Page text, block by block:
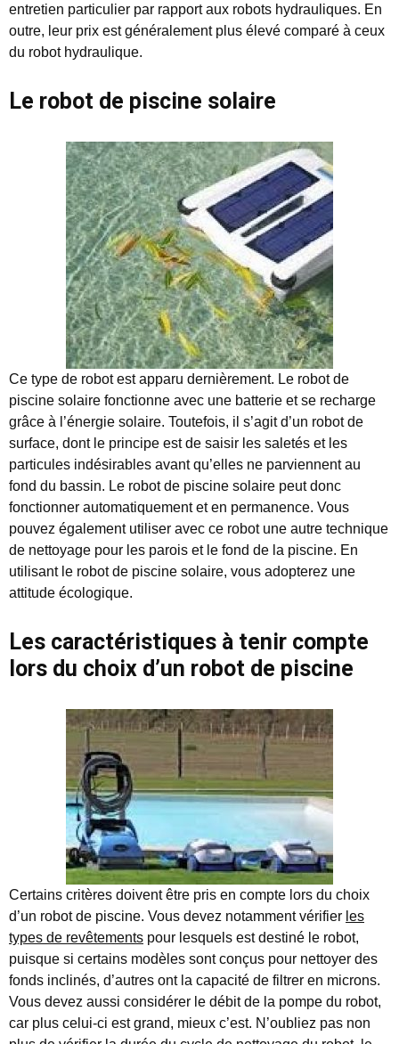
entretien particulier par rapport aux robots hydrauliques. En
outre, leur prix est généralement plus élevé comparé à ceux
du robot hydraulique.
Le robot de piscine solaire
Ce type de robot est apparu dernièrement. Le robot de
piscine solaire fonctionne avec une batterie et se recharge
grâce à l’énergie solaire. Toutefois, il s’agit d’un robot de
surface, dont le principe est de saisir les saletés et les
particules indésirables avant qu’elles ne parviennent au
fond du bassin. Le robot de piscine solaire peut donc
fonctionner automatiquement et en permanence. Vous
pouvez également utiliser avec ce robot une autre technique
de nettoyage pour les parois et le fond de la piscine. En
utilisant le robot de piscine solaire, vous adopterez une
attitude écologique.
Les caractéristiques à tenir compte
lors du choix d’un robot de piscine
Certains critères doivent être pris en compte lors du choix
d’un robot de piscine. Vous devez notamment vérifier les
types de revêtements pour lesquels est destiné le robot,
puisque si certains modèles sont conçus pour nettoyer des
fonds inclinés, d’autres ont la capacité de filtrer en microns.
Vous devez aussi considérer le débit de la pompe du robot,
car plus celui-ci est grand, mieux c’est. N’oubliez pas non